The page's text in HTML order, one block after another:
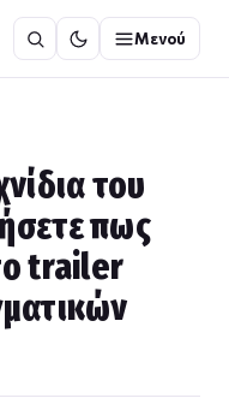
Μενού
του
πως
trailer